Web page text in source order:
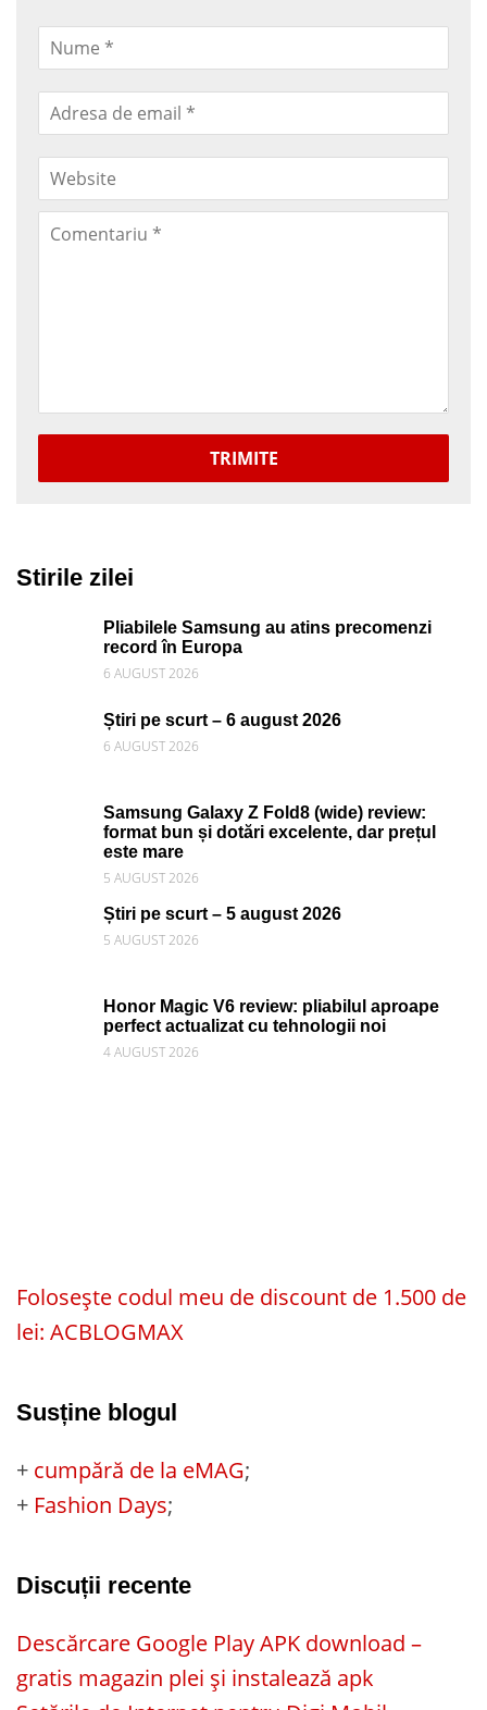
TRIMITE
Stirile zilei
Pliabilele Samsung au atins precomenzi
record în Europa
6 AUGUST 2026
Știri pe scurt – 6 august 2026
6 AUGUST 2026
Samsung Galaxy Z Fold8 (wide) review:
format bun și dotări excelente, dar prețul
este mare
5 AUGUST 2026
Știri pe scurt – 5 august 2026
5 AUGUST 2026
Honor Magic V6 review: pliabilul aproape
perfect actualizat cu tehnologii noi
4 AUGUST 2026
Folosește codul meu de discount de 1.500 de
lei: ACBLOGMAX
Susține blogul
+ cumpără de la eMAG;
+ Fashion Days;
Discuții recente
Descărcare Google Play APK download –
gratis magazin plei și instalează apk